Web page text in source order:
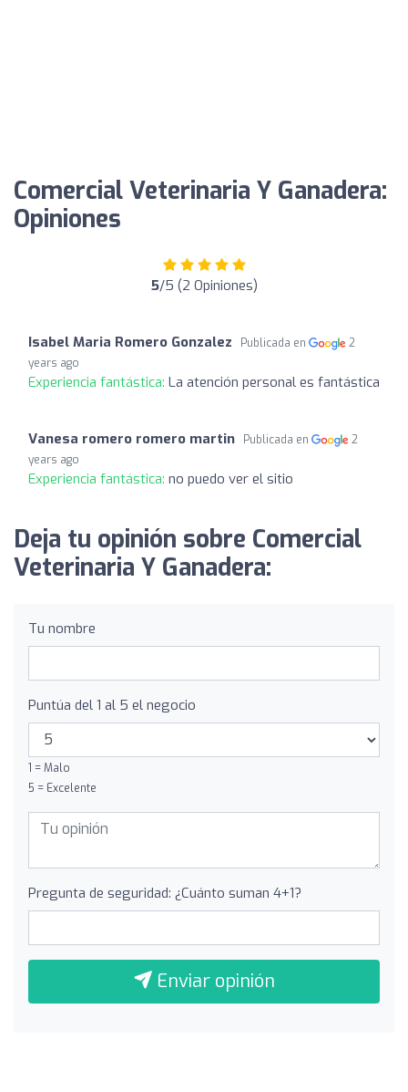
Comercial Veterinaria Y Ganadera:
Opiniones
5/5 (2 Opiniones)
Isabel Maria Romero Gonzalez Publicada en
2
years ago
Experiencia fantástica: La atención personal es fantástica
Vanesa romero romero martin Publicada en
2
years ago
Experiencia fantástica: no puedo ver el sitio
Deja tu opinión sobre Comercial
Veterinaria Y Ganadera:
Tu nombre
Puntúa del 1 al 5 el negocio
1 = Malo
5 = Excelente
Pregunta de seguridad: ¿Cuánto suman 4+1?
Enviar opinión